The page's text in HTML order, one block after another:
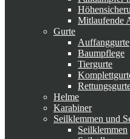
Mitlaufende
Gurte
Auffanggurte
Baumpflege
Tiergurte
Helme
Karabiner
Seilklemmen und
Seilklemmen